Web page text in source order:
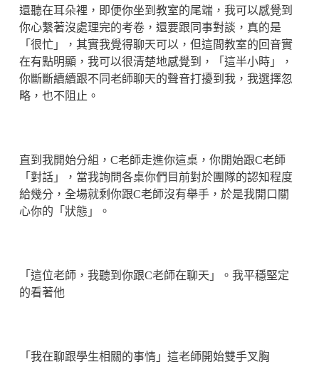
還聽在耳朵裡，即便你坐到教室的尾端，我可以感覺到
你心繫著沒處理完的考卷，還要跟同事對談，真的是
「很忙」，其實我覺得聊天可以，但這間教室的回音實
在有點明顯，我可以很清楚地感覺到，「這半小時」，
你斷斷續續跟不同老師聊天的聲音打擾到我，我選擇忽
略，也不阻止。
直到我開始分組，C老師走進你這桌，你開始跟C老師
「對話」，當我詢問各桌你們目前對於團隊的認知程度
給幾分，全場就剩你跟C老師沒有舉手，於是我開口關
心你的「狀態」。
「這位老師，我聽到你跟C老師在聊天」。我平穩堅定
的看著他
「我在聊跟學生相關的事情」這老師開始雙手叉胸